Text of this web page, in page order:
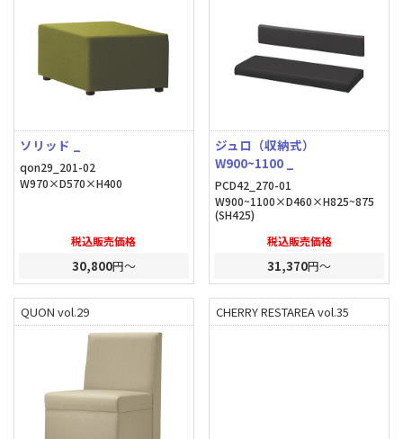
ソリッド _
qon29_201-02
W970×D570×H400
税込販売価格
30,800円～
ジュロ（収納式）
W900~1100 _
PCD42_270-01
W900~1100×D460×H825~875
(SH425)
税込販売価格
31,370円～
QUON vol.29 CHERRY RESTAREA vol.35